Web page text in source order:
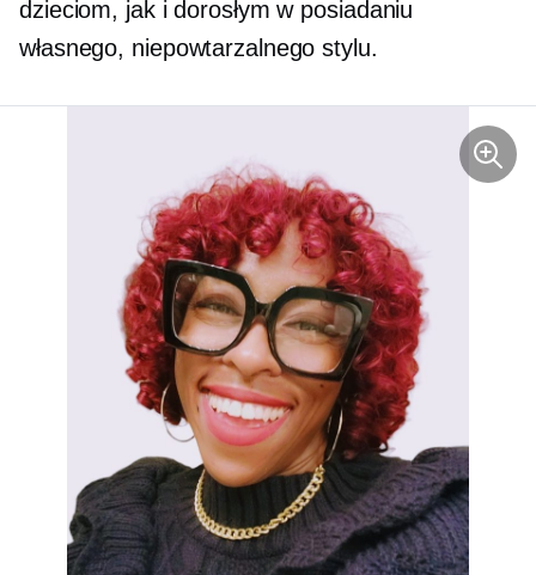
dzieciom, jak i dorosłym w posiadaniu
własnego, niepowtarzalnego stylu.